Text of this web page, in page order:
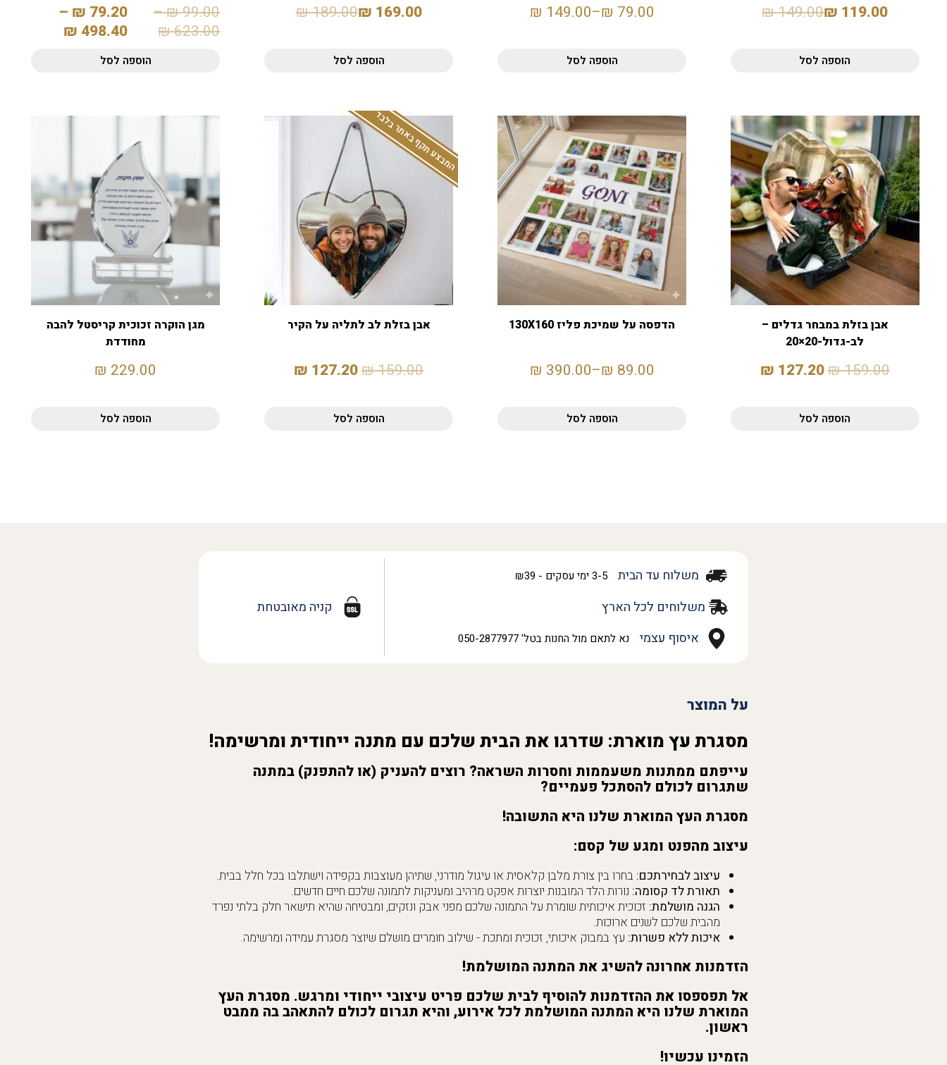
119.00
₪
149.00
₪
הוספה לסל
79.00
₪
–
149.00
₪
הוספה לסל
169.00
₪
189.00
₪
הוספה לסל
99.00
₪
–
623.00
₪
79.20
₪
–
498.40
₪
הוספה לסל
אבן בזלת במבחר גדלים –
לב-גדול-20×20
159.00
₪
127.20
₪
הוספה לסל
הדפסה על שמיכת פליז 130X160
89.00
₪
–
390.00
₪
הוספה לסל
המבצע תקף באתר בלבד
אבן בזלת לב לתליה על הקיר
159.00
₪
127.20
₪
הוספה לסל
מגן הוקרה זכוכית קריסטל להבה
מחודדת
229.00
₪
הוספה לסל
משלוח עד הבית 3-5 ימי עסקים - ₪39
משלוחים לכל הארץ
איסוף עצמי
נא לתאם מול החנות בטל' 050-2877977
קניה מאובטחת
על המוצר
מסגרת עץ מוארת: שדרגו את הבית שלכם עם מתנה ייחודית ומרשימה!
עייפתם ממתנות משעממות וחסרות השראה? רוצים להעניק (או להתפנק) במתנה
שתגרום לכולם להסתכל פעמיים?
מסגרת העץ המוארת שלנו היא התשובה!
עיצוב מהפנט ומגע של קסם:
עיצוב לבחירתכם: בחרו בין צורת מלבן קלאסית או עיגול מודרני, שתיהן מעוצבות בקפידה וישתלבו בכל חלל בבית.
תאורת לד קסומה: נורות הלד המובנות יוצרות אפקט מרהיב ומעניקות לתמונה שלכם חיים חדשים.
הגנה מושלמת: זכוכית איכותית שומרת על התמונה שלכם מפני אבק ונזקים, ומבטיחה שהיא תישאר חלק בלתי נפרד
מהבית שלכם לשנים ארוכות.
איכות ללא פשרות: עץ במבוק איכותי, זכוכית ומתכת - שילוב חומרים מושלם שיוצר מסגרת עמידה ומרשימה.
הזדמנות אחרונה להשיג את המתנה המושלמת!
אל תפספסו את ההזדמנות להוסיף לבית שלכם פריט עיצובי ייחודי ומרגש. מסגרת העץ
המוארת שלנו היא המתנה המושלמת לכל אירוע, והיא תגרום לכולם להתאהב בה ממבט
ראשון.
הזמינו עכשיו!